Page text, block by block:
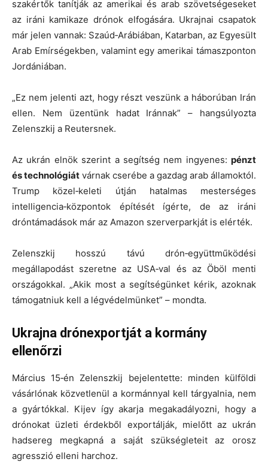
szakértők tanítják az amerikai és arab szövetségeseket
az iráni kamikaze drónok elfogására. Ukrajnai csapatok
már jelen vannak: Szaúd‑Arábiában, Katarban, az Egyesült
Arab Emírségekben, valamint egy amerikai támaszponton
Jordániában.
„Ez nem jelenti azt, hogy részt veszünk a háborúban Irán
ellen. Nem üzentünk hadat Iránnak” – hangsúlyozta
Zelenszkij a Reutersnek.
Az ukrán elnök szerint a segítség nem ingyenes: pénzt
és technológiát várnak cserébe a gazdag arab államoktól.
Trump közel‑keleti útján hatalmas mesterséges
intelligencia‑központok építését ígérte, de az iráni
dróntámadások már az Amazon szerverparkját is elérték.
Zelenszkij hosszú távú drón‑együttműködési
megállapodást szeretne az USA‑val és az Öböl menti
országokkal. „Akik most a segítségünket kérik, azoknak
támogatniuk kell a légvédelmünket” – mondta.
Ukrajna drónexportját a kormány
ellenőrzi
Március 15‑én Zelenszkij bejelentette: minden külföldi
vásárlónak közvetlenül a kormánnyal kell tárgyalnia, nem
a gyártókkal. Kijev így akarja megakadályozni, hogy a
drónokat üzleti érdekből exportálják, mielőtt az ukrán
hadsereg megkapná a saját szükségleteit az orosz
agresszió elleni harchoz.